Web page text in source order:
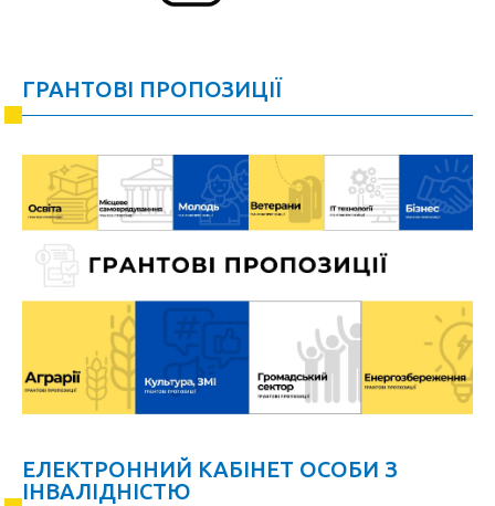
ГРАНТОВІ ПРОПОЗИЦІЇ
ЕЛЕКТРОННИЙ КАБІНЕТ ОСОБИ З
ІНВАЛІДНІСТЮ